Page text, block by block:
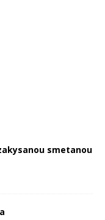
smetanou